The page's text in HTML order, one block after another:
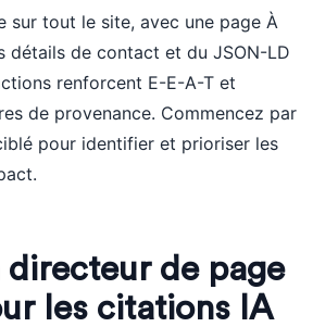
sur tout le site, avec une page À
détails de contact et du JSON-LD
renforcent E-E-A-T et
de provenance. Commencez par
pour identifier et prioriser les
directeur de page
les citations IA